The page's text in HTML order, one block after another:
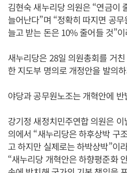
김현숙 새누리당 의원은 “연금이
늘어난다”며 “정확히 따지면 공
늘고 받는 돈은 10% 줄어들 것”
새누리당은 28일 의원총회를 거
한 지도부 명의로 개정안을 발의
야당과 공무원노조는 개혁안에 반
강기정 새정치민주연합 의원은
의에서 “새누리당은 하후상박 구
고 하지만 실제로는 하박상박”이
“새누리당 개혁안은 하향평준화